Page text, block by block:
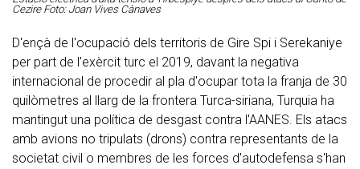
Cezire Foto: Joan Vives Cànaves
D'ençà de l'ocupació dels territoris de Gire Spi i Serekaniye
per part de l'exèrcit turc el 2019, davant la negativa
internacional de procedir al pla d'ocupar tota la franja de 30
quilòmetres al llarg de la frontera Turca-siriana, Turquia ha
mantingut una política de desgast contra l'AANES. Els atacs
amb avions no tripulats (drons) contra representants de la
societat civil o membres de les forces d'autodefensa s'han